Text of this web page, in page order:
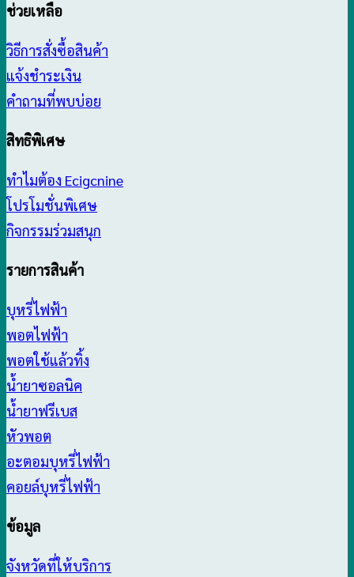
ช่วยเหลือ
วิธีการสั่งซื้อสินค้า
แจ้งชำระเงิน
คำถามที่พบบ่อย
สิทธิพิเศษ
ทำไมต้อง Ecigcnine
โปรโมชั่นพิเศษ
กิจกรรมร่วมสนุก
รายการสินค้า
บุหรี่ไฟฟ้า
พอตไฟฟ้า
พอตใช้แล้วทิ้ง
น้ำยาซอลนิค
น้ำยาฟรีเบส
หัวพอต
อะตอมบุหรี่ไฟฟ้า
คอยล์บุหรี่ไฟฟ้า
ข้อมูล
จังหวัดที่ให้บริการ